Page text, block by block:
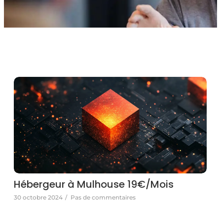
Hébergeur à Mulhouse 19€/Mois
30 octobre 2024 / Pas de commentaires